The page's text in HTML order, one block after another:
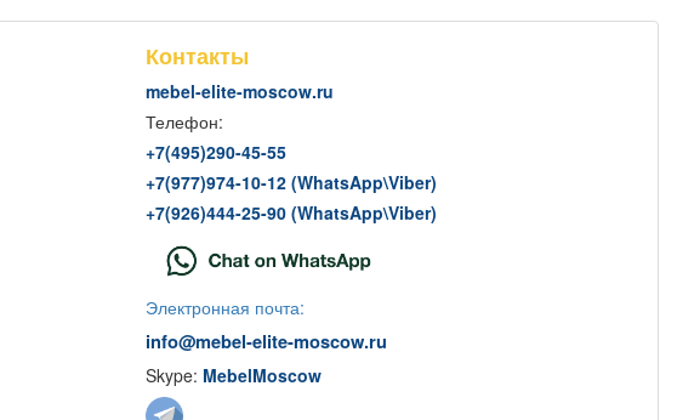
Контакты
mebel-elite-moscow.ru
Телефон:
+7(495)290-45-55
+7(977)974-10-12 (WhatsApp\Viber)
+7(926)444-25-90 (WhatsApp\Viber)
Электронная почта:
info@mebel-elite-moscow.ru
Skype: MebelMoscow